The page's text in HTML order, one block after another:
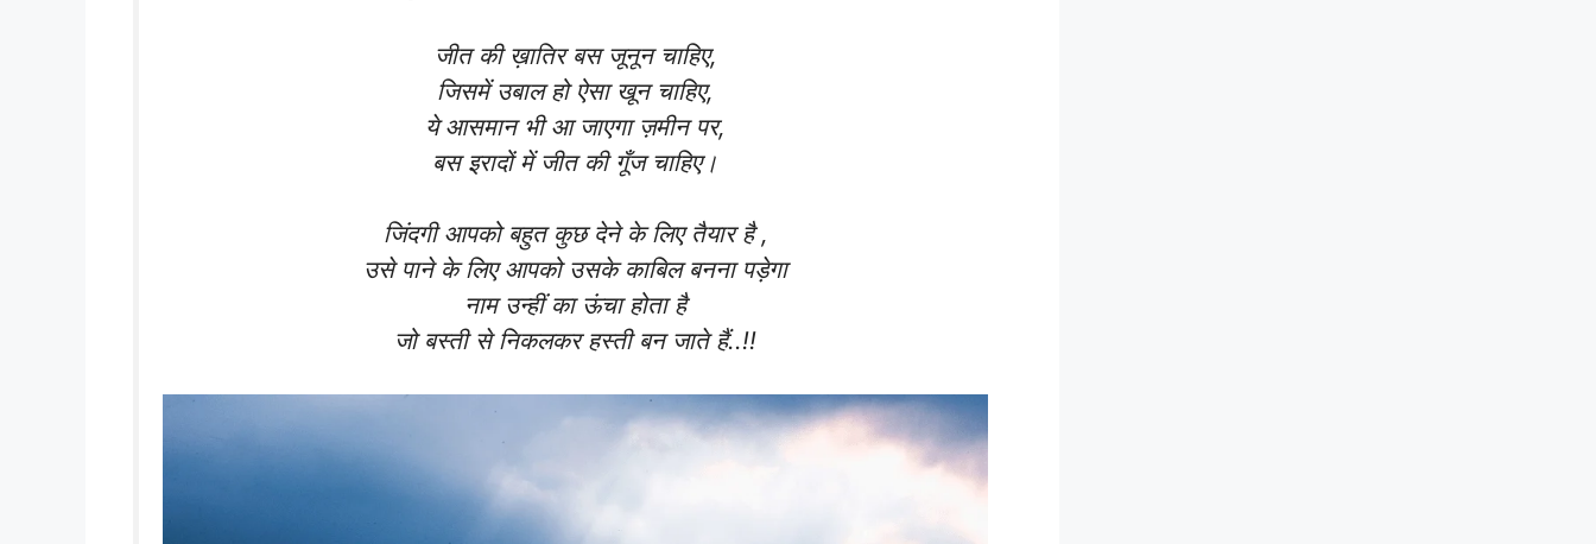
जीत की ख़ातिर बस जूनून चाहिए,
जिसमें उबाल हो ऐसा खून चाहिए,
ये आसमान भी आ जाएगा ज़मीन पर,
बस इरादों में जीत की गूँज चाहिए।
जिंदगी आपको बहुत कुछ देने के लिए तैयार है ,
उसे पाने के लिए आपको उसके काबिल बनना पड़ेगा
नाम उन्हीं का ऊंचा होता है
जो बस्ती से निकलकर हस्ती बन जाते हैं..!!